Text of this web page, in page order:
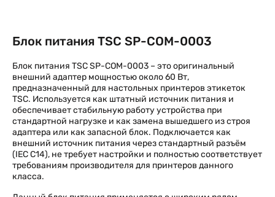
Блок питания TSC SP-COM-0003
Блок питания TSC SP-COM-0003 – это оригинальный
внешний адаптер мощностью около 60 Вт,
предназначенный для настольных принтеров этикеток
TSC. Используется как штатный источник питания и
обеспечивает стабильную работу устройства при
стандартной нагрузке и как замена вышедшего из строя
адаптера или как запасной блок. Подключается как
внешний источник питания через стандартный разъём
(IEC C14), не требует настройки и полностью соответствует
требованиям производителя для принтеров данного
класса.